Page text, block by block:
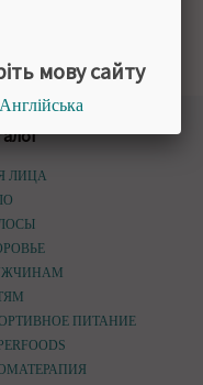
косметики для
магазине Himalaya
ЛИЦА
ПИТАНИЕ
мову сайту
Англійська